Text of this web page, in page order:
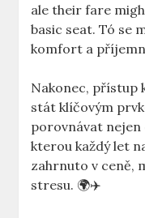
ale their fare
basic seat. Tó se
komfort a
Nakonec, přístup
stát klíčovým
porovnávat nejen
kterou každý let
zahrnuto v ceně,
stresu. 🌍✈️